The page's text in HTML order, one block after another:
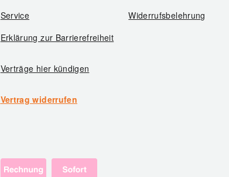
Service
Erklärung zur Barrierefreiheit
Verträge hier kündigen
Vertrag widerrufen
Widerrufsbelehrung